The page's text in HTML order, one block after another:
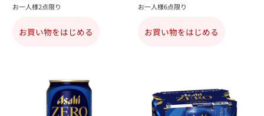
お一人様2点限り
お買い物をはじめる
お一人様6点限り
お買い物をはじめる